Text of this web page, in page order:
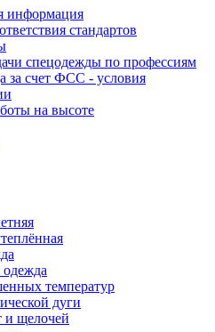
информация
стандартов
спецодежды по профессиям
за счет ФСС - условия
на высоте
одежда
температур
дуги
и щелочей